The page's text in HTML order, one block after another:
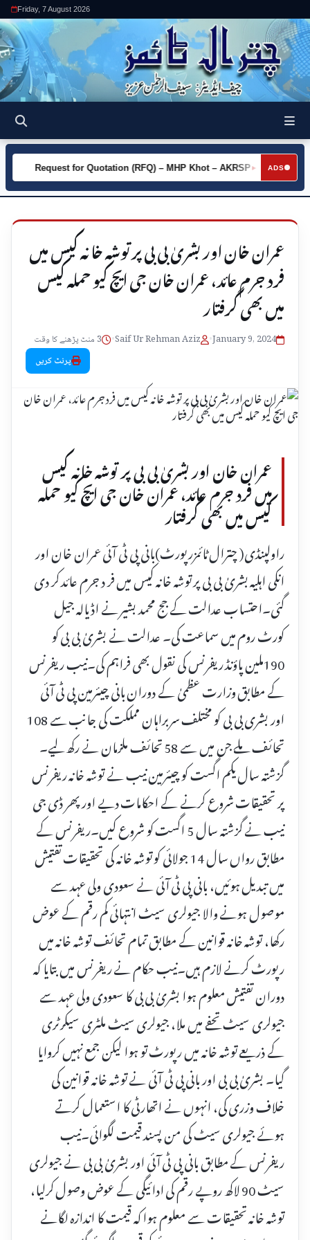
Friday, 7 August 2026
ADS
►
Request for Quotation (RFQ) – MHP Khot – AKRSP
عمران خان اور بشریٰ بی بی پر توشہ خانہ کیس میں
فرد جرم عائد، عمران خان جی ایچ کیو حملہ کیس
میں بھی گرفتار
January 9, 2024
•
Saif Ur Rehman Aziz
•
3 منٹ پڑھنے کا وقت
پرنٹ کریں
عمران خان اور بشریٰ بی بی پر توشہ خانہ کیس
میں فرد جرم عائد، عمران خان جی ایچ کیو حملہ
کیس میں بھی گرفتار
راولپنڈی( چترال ٹائمزرپورٹ)بانی پی ٹی آئی عمران خان اور
انکی اہلیہ بشریٰ بی بی پر توشہ خانہ کیس میں فر د جرم عائد کر دی
گئی۔احتساب عدالت کے جج محمد بشیر نے اڈیالہ جیل
کورٹ روم میں سماعت کی۔ عدالت نے بشریٰ بی بی کو
190ملین پاؤنڈ ریفرنس کی نقول بھی فراہم کی۔نیب ریفرنس
کے مطابق وزارت عظمیٰ کے دوران بانی چیئرمین پی ٹی آئی
اور بشری بی بی کو مختلف سربراہان مملکت کی جانب سے 108
تحائف ملے جن میں سے 58 تحائف ملزمان نے رکھ لیے۔
گزشتہ سال یکم اگست کو چیئرمین نیب نے توشہ خانہ ریفرنس
پر تحقیقات شروع کرنے کے احکامات دیے اور پھر ڈی جی
نیب نے گزشتہ سال 5 اگست کو شروع کیں۔ریفرنس کے
مطابق رواں سال 14 جولائی کو توشہ خانہ کی تحقیقات تفتیش
میں تبدیل ہوئیں، بانی پی ٹی آئی نے سعودی ولی عہد سے
موصول ہونے والا جیولری سیٹ انتہائی کم رقم کے عوض
رکھا، توشہ خانہ قوانین کے مطابق تمام تحائف توشہ خانہ میں
رپورٹ کرنے لازم ہیں۔نیب حکام نے ریفرنس میں بتایا کہ
دوران تفتیش معلوم ہوا بشریٰ بی بی کا سعودی ولی عہد سے
جیولری سیٹ تحفے میں ملا، جیولری سیٹ ملٹری سیکرٹری
کے ذریعے توشہ خانہ میں رپورٹ تو ہوا لیکن جمع نہیں کروایا
گیا۔ بشریٰ بی بی اور بانی پی ٹی آئی نے توشہ خانہ قوانین کی
خلاف وزری کی، انہوں نے اتھارٹی کا استعمال کرتے
ہوئے جیولری سیٹ کی من پسند قیمت لگوائی۔نیب
ریفرنس کے مطابق بانی پی ٹی آئی اور بشریٰ بی بی نے جیولری
سیٹ 90 لاکھ روپے رقم کی ادائیگی کے عوض وصول کرلیا،
توشہ خانہ تحقیقات سے معلوم ہوا کہ قیمت کا اندازہ لگانے